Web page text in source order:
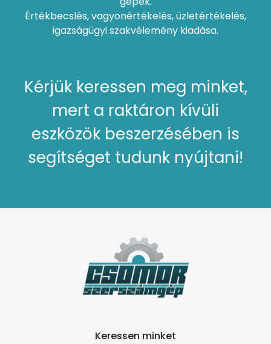
Értékbecslés, vagyonértékelés, üzletértékelés,
igazságügyi szakvélemény kiadása.
Kérjük keressen meg minket,
mert a raktáron kívüli
eszközök beszerzésében is
segítséget tudunk nyújtani!
Keressen minket